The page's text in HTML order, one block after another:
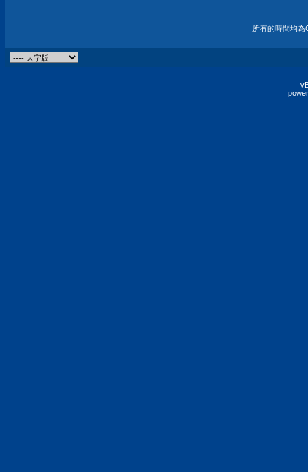
所有的時間均為